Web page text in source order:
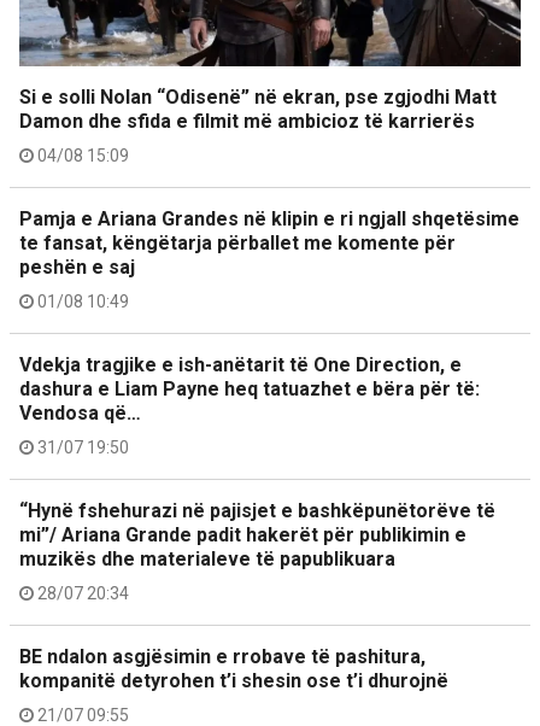
Si e solli Nolan “Odisenë” në ekran, pse zgjodhi Matt
Damon dhe sfida e filmit më ambicioz të karrierës
04/08 15:09
Pamja e Ariana Grandes në klipin e ri ngjall shqetësime
te fansat, këngëtarja përballet me komente për
peshën e saj
01/08 10:49
Vdekja tragjike e ish-anëtarit të One Direction, e
dashura e Liam Payne heq tatuazhet e bëra për të:
Vendosa që…
31/07 19:50
“Hynë fshehurazi në pajisjet e bashkëpunëtorëve të
mi”/ Ariana Grande padit hakerët për publikimin e
muzikës dhe materialeve të papublikuara
28/07 20:34
BE ndalon asgjësimin e rrobave të pashitura,
kompanitë detyrohen t’i shesin ose t’i dhurojnë
21/07 09:55